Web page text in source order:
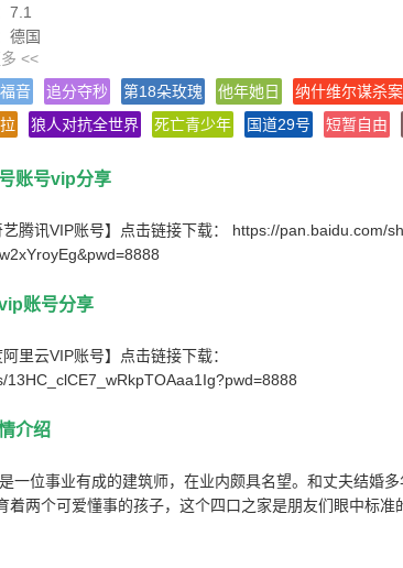
7.1
德国
90分钟
瑞纳·考夫曼
833℃
剧情/爱情/同性
Kathrin Richter/Jürgen Schlagenhof
Schaller
高清版
名：
<<
音 追分夺秒 第18朵玫瑰 他年她日 纳什维尔谋杀案
狼人对抗全世界 死亡青少年 国道29号 短暂自由
账号vip分享
腾讯VIP账号】点击链接下载： https://pan.baidu.com/
账号分享
里云VIP账号】点击链接下载：
13HC_clCE7_wRkpTOAaa1Ig?pwd=8888
介绍
一位事业有成的建筑师，在业内颇具名望。和丈夫结婚
着两个可爱懂事的孩子，这个四口之家是朋友们眼中标准
的内心里，有一个巨大的黑洞，所有的幸福和温情都被吸